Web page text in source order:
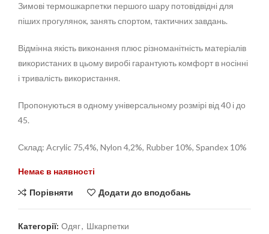
Зимові термошкарпетки першого шару потовідвідні для
піших прогулянок, занять спортом, тактичних завдань.
Відмінна якість виконання плюс різноманітність матеріалів
використаних в цьому виробі гарантують комфорт в носінні
і тривалість використання.
Пропонуються в одному універсальному розмірі від 40 і до
45.
Склад: Acrylic 75,4%, Nylon 4,2%, Rubber 10%, Spandex 10%
Немає в наявності
Порівняти Додати до вподобань
Категорії: Одяг, Шкарпетки